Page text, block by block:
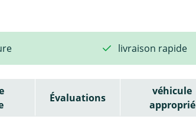
livraison rapide
Évaluations
véhicule
approprié